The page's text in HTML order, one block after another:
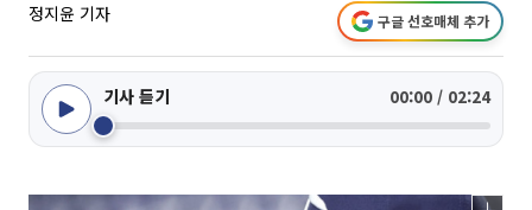
정지윤 기자 구글 선호매체 추가
기사 듣기 00:00 / 02:24